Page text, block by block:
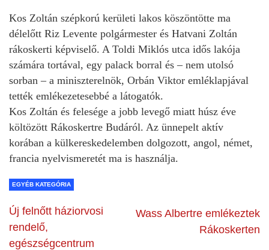
Kos Zoltán szépkorú kerületi lakos köszöntötte ma
délelőtt Riz Levente polgármester és Hatvani Zoltán
rákoskerti képviselő. A Toldi Miklós utca idős lakója
számára tortával, egy palack borral és – nem utolsó
sorban – a miniszterelnök, Orbán Viktor emléklapjával
tették emlékezetesebbé a látogatók.
Kos Zoltán és felesége a jobb levegő miatt húsz éve
költözött Rákoskertre Budáról. Az ünnepelt aktív
korában a külkereskedelemben dolgozott, angol, német,
francia nyelvismeretét ma is használja.
EGYÉB KATEGÓRIA
Új felnőtt háziorvosi
rendelő,
egészségcentrum
Wass Albertre emlékeztek
Rákoskerten